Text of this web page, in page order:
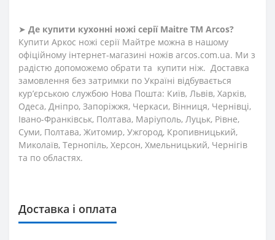
➤ Де купити кухонні ножі серії Maitre ТМ Arcos?
Купити Аркос ножі серії Майтре можна в нашому
офіційному інтернет-магазині ножів arcos.com.ua. Ми з
радістю допоможемо обрати та купити ніж. Доставка
замовлення без затримки по Україні відбувається
кур’єрською службою Нова Пошта: Київ, Львів, Харків,
Одеса, Дніпро, Запоріжжя, Черкаси, Вінниця, Чернівці,
Івано-Франківськ, Полтава, Маріуполь, Луцьк, Рівне,
Суми, Полтава, Житомир, Ужгород, Кропивницький,
Миколаїв, Тернопіль, Херсон, Хмельницький, Чернігів
та по областях.
Доставка і оплата